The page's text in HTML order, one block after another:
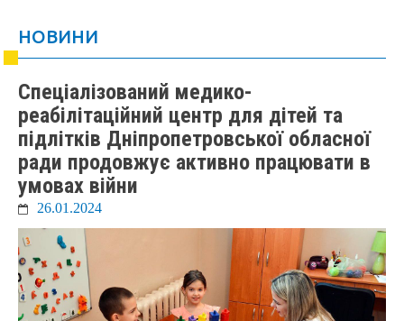
НОВИНИ
Спеціалізований медико-
реабілітаційний центр для дітей та
підлітків Дніпропетровської обласної
ради продовжує активно працювати в
умовах війни
26.01.2024